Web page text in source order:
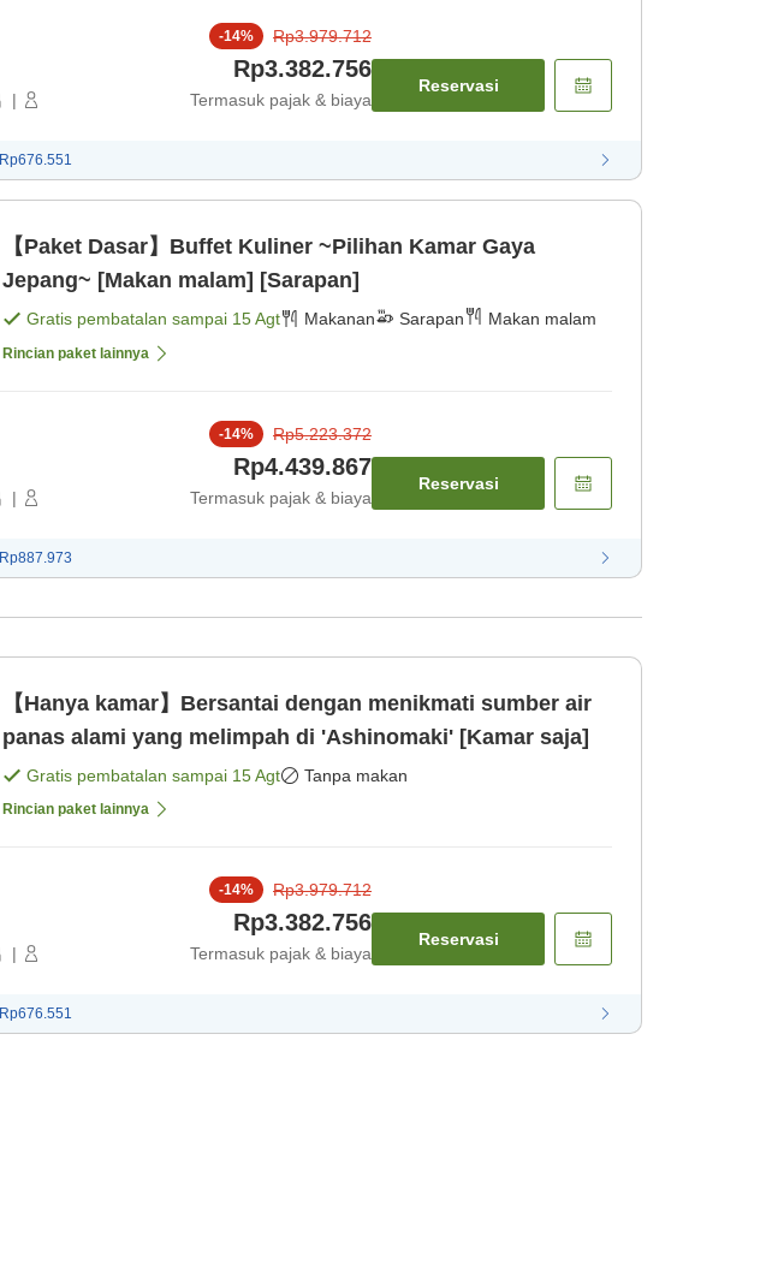
|
-14% Rp3.979.712
Rp3.382.756
Termasuk pajak & biaya
Reservasi
Rp676.551
【Paket Dasar】Buffet Kuliner ~Pilihan Kamar Gaya
Jepang~ [Makan malam] [Sarapan]
Gratis pembatalan sampai 15 Agt Makanan Sarapan Makan malam
Rincian paket lainnya
|
-14% Rp5.223.372
Rp4.439.867
Termasuk pajak & biaya
Reservasi
Rp887.973
【Hanya kamar】Bersantai dengan menikmati sumber air
panas alami yang melimpah di 'Ashinomaki' [Kamar saja]
Gratis pembatalan sampai 15 Agt Tanpa makan
Rincian paket lainnya
|
-14% Rp3.979.712
Rp3.382.756
Termasuk pajak & biaya
Reservasi
Rp676.551